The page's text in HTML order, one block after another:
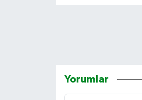
Yorumlar